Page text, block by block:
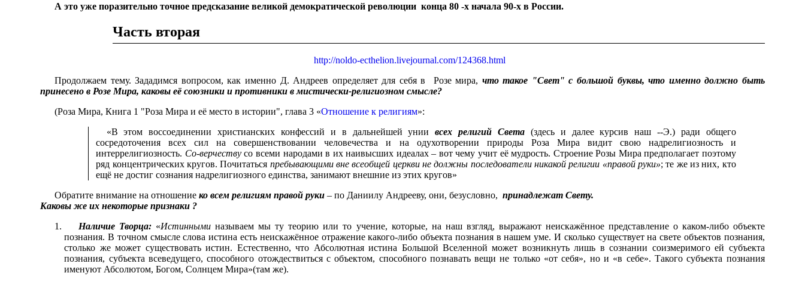
А это уже поразительно точное предсказание великой демократической революции конца 80 -х начала 90-х в России.
Часть вторая
http://noldo-ecthelion.livejournal.com/124368.html
Продолжаем тему. Зададимся вопросом, как именно Д. Андреев определяет для себя в Розе мира, что такое "Свет" с большой буквы, что именно должно быть
принесено в Розе Мира, каковы её союзники и противники в мистически-религиозном смысле?
(Роза Мира, Книга 1 "Роза Мира и её место в истории", глава 3 «Отношение к религиям»:
«В этом воссоединении христианских конфессий и в дальнейшей униивсех религий Света (здесь и далее курсив наш --Э.) ради общего
сосредоточения всех сил на совершенствовании человечества и на одухотворении природы Роза Мира видит свою надрелигиозность и
интеррелигиозность. Со-верчествусо всеми народами в их наивысших идеалах – вот чему учит её мудрость. Строение Розы Мира предполагает поэтому
ряд концентрических кругов. Почитаться пребывающими вне всеобщей церкви не должны последователи никакой религии «правой руки»; те же из них, кто
ещё не достиг сознания надрелигиозного единства, занимают внешние из этих кругов»
Обратите внимание на отношениеко всем религиям правой руки – по Даниилу Андрееву, они, безусловно,принадлежат Свету.
Каковы же их некоторые признаки ?
Наличие Творца: «Истинными называем мы ту теорию или то учение, которые, на наш взгляд, выражают неискажённое представление о каком-либо объекте
познания. В точном смысле слова истина есть неискажённое отражение какого-либо объекта познания в нашем уме. И сколько существует на свете объектов познания,
столько же может существовать истин. Естественно, что Абсолютная истина Большой Вселенной может возникнуть лишь в сознании соизмеримого ей субъекта
познания, субъекта всеведущего, способного отождествиться с объектом, способного познавать вещи не только «от себя», но и «в себе». Такого субъекта познания
именуют Абсолютом, Богом, Солнцем Мира»(там же).